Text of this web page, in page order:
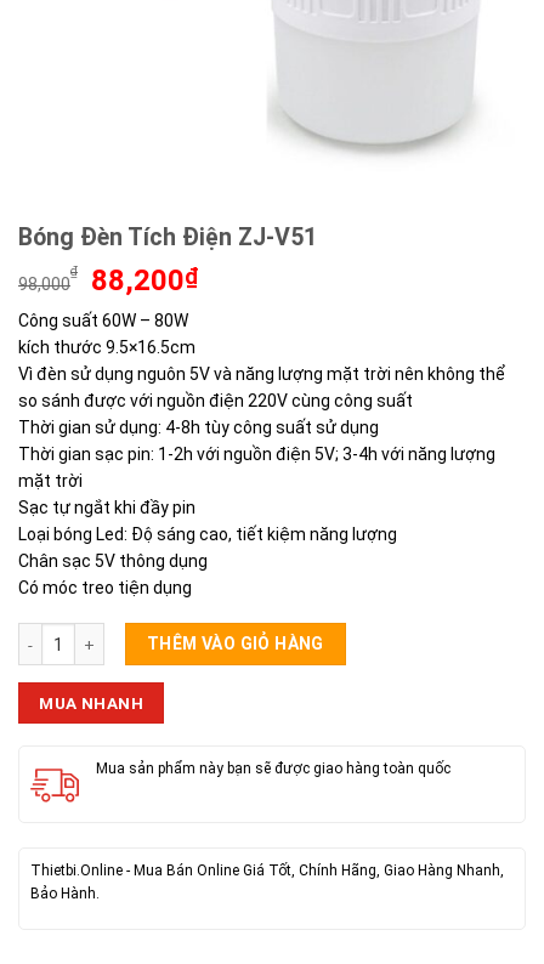
Bóng Đèn Tích Điện ZJ-V51
98,000
₫
Giá
gốc
là:
98,000₫.
88,200₫Giá
88,200₫.
Công suất 60W – 80W
kích thước 9.5×16.5cm
Vì đèn sử dụng nguôn 5V và năng lượng mặt trời nên không thể
so sánh được với nguồn điện 220V cùng công suất
Thời gian sử dụng: 4-8h tùy công suất sử dụng
Thời gian sạc pin: 1-2h với nguồn điện 5V; 3-4h với năng lượng
mặt trời
Sạc tự ngắt khi đầy pin
Loại bóng Led: Độ sáng cao, tiết kiệm năng lượng
Chân sạc 5V thông dụng
Có móc treo tiện dụng
Bóng Đèn Tích Điện ZJ-V51 số lượng
THÊM VÀO GIỎ HÀNG
MUA NHANH
Mua sản phẩm này bạn sẽ được giao hàng toàn quốc
Thietbi.Online - Mua Bán Online Giá Tốt, Chính Hãng, Giao Hàng Nhanh,
Bảo Hành.